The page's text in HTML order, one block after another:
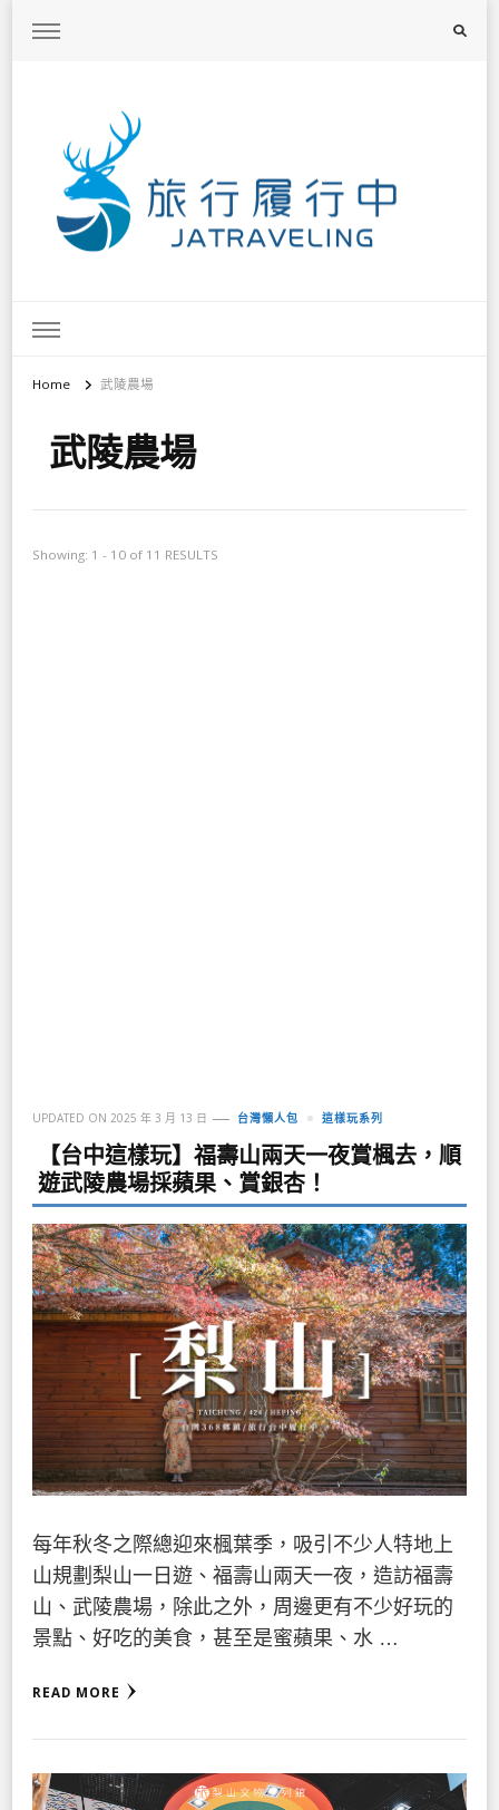
Home 武陵農場
武陵農場
Showing: 1 - 10 of 11 RESULTS
UPDATED ON 2025 年 3 月 13 日 台灣懶人包 這樣玩系列
【台中這樣玩】福壽山兩天一夜賞楓去，順
遊武陵農場採蘋果、賞銀杏！
每年秋冬之際總迎來楓葉季，吸引不少人特地上
山規劃梨山一日遊、福壽山兩天一夜，造訪福壽
山、武陵農場，除此之外，周邊更有不少好玩的
景點、好吃的美食，甚至是蜜蘋果、水 …
READ MORE